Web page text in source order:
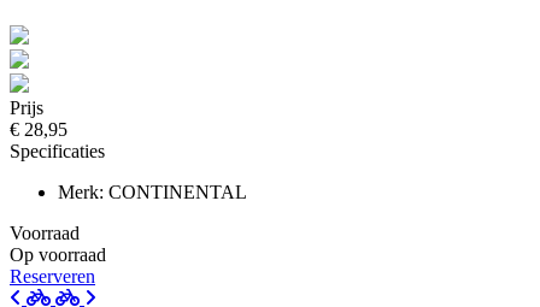
Prijs
€ 28,95
Specificaties
Merk: CONTINENTAL
Voorraad
Op voorraad
Reserveren